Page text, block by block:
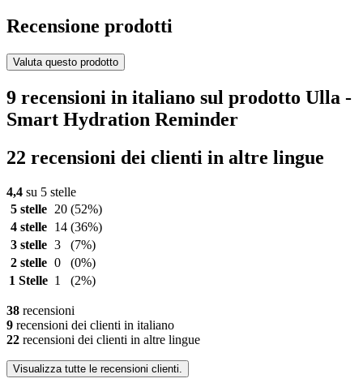
Recensione prodotti
Valuta questo prodotto
9 recensioni in italiano sul prodotto Ulla -
Smart Hydration Reminder
22 recensioni dei clienti in altre lingue
4,4 su 5 stelle
5 stelle
20 (52%)
4 stelle
14 (36%)
3 stelle 3
(7%)
2 stelle 0
(0%)
1 Stelle 1 (2%)
38 recensioni
9 recensioni dei clienti in italiano
22 recensioni dei clienti in altre lingue
Visualizza tutte le recensioni clienti.